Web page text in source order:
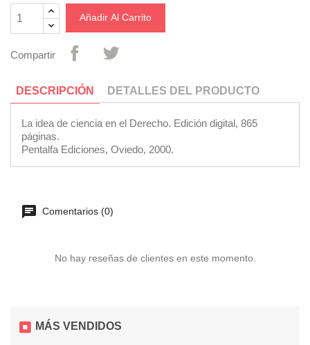
Añadir Al Carrito
Compartir
DESCRIPCIÓN DETALLES DEL PRODUCTO
La idea de ciencia en el Derecho. Edición digital, 865
páginas.
Pentalfa Ediciones, Oviedo, 2000.
Comentarios (0)
No hay reseñas de clientes en este momento.
MÁS VENDIDOS